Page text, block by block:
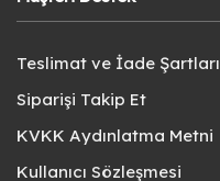
Teslimat ve İade Şartları
Siparişi Takip Et
KVKK Aydınlatma Metni
Kullanıcı Sözleşmesi